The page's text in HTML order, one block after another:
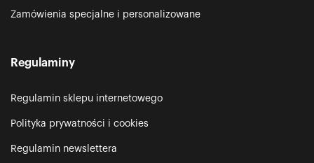
Zamówienia specjalne i personalizowane
Regulaminy
Regulamin sklepu internetowego
Polityka prywatności i cookies
Regulamin newslettera